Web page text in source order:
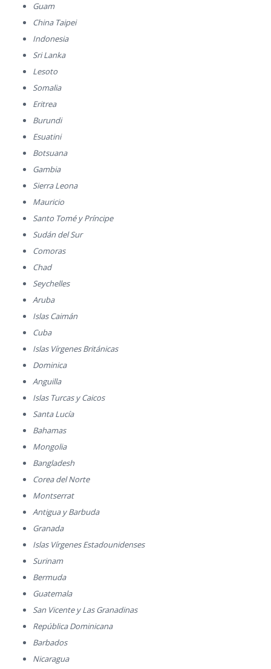
Guam
China Taipei
Indonesia
Sri Lanka
Lesoto
Somalia
Eritrea
Burundi
Esuatini
Botsuana
Gambia
Sierra Leona
Mauricio
Santo Tomé y Príncipe
Sudán del Sur
Comoras
Chad
Seychelles
Aruba
Islas Caimán
Cuba
Islas Vírgenes Británicas
Dominica
Anguilla
Islas Turcas y Caicos
Santa Lucía
Bahamas
Mongolia
Bangladesh
Corea del Norte
Montserrat
Antigua y Barbuda
Granada
Islas Vírgenes Estadounidenses
Surinam
Bermuda
Guatemala
San Vicente y Las Granadinas
República Dominicana
Barbados
Nicaragua